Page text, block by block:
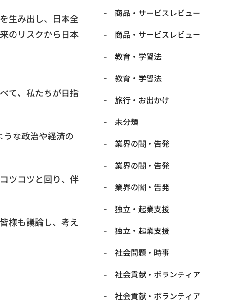
生み出し、日本全
のリスクから日本
て、私たちが目指
うな政治や経済の
ツコツと回り、伴
様も議論し、考え
商品・サービスレビュー
商品・サービスレビュー
教育・学習法
教育・学習法
旅行・お出かけ
未分類
業界の闇・告発
業界の闇・告発
業界の闇・告発
独立・起業支援
独立・起業支援
社会問題・時事
社会貢献・ボランティア
社会貢献・ボランティア